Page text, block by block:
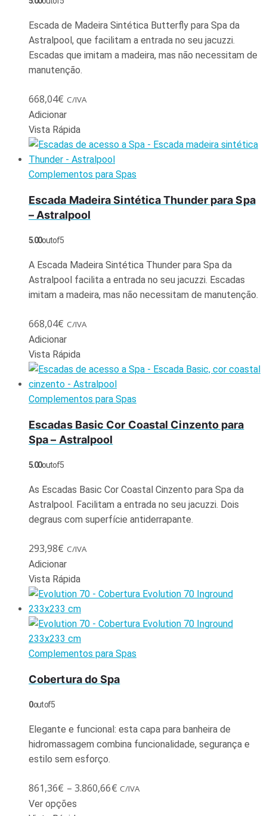
Escada de Madeira Sintética Butterfly para Spa da
Astralpool, que facilitam a entrada no seu jacuzzi.
Escadas que imitam a madeira, mas não necessitam de
manutenção.
668,04€ C/IVA
Adicionar
Vista Rápida
Complementos para Spas
Escada Madeira Sintética Thunder para Spa
– Astralpool
5.00out of 5
A Escada Madeira Sintética Thunder para Spa da
Astralpool facilita a entrada no seu jacuzzi. Escadas
imitam a madeira, mas não necessitam de manutenção.
668,04€ C/IVA
Adicionar
Vista Rápida
Complementos para Spas
Escadas Basic Cor Coastal Cinzento para
Spa – Astralpool
5.00out of 5
As Escadas Basic Cor Coastal Cinzento para Spa da
Astralpool. Facilitam a entrada no seu jacuzzi. Dois
degraus com superfície antiderrapante.
293,98€ C/IVA
Adicionar
Vista Rápida
Complementos para Spas
Cobertura do Spa
0out of 5
Elegante e funcional: esta capa para banheira de
hidromassagem combina funcionalidade, segurança e
estilo sem esforço.
861,36€ – 3.860,66€ C/IVA
Ver opções